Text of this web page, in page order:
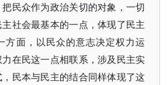
民众作为政治关切的对象，一切
社会最基本的一点，体现了民主
方面，以民众的意志决定权力运
在民这一点相联系，涉及民主实
民本与民主的结合同样体现了这